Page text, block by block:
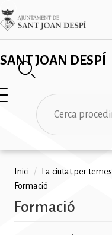
Vés
al
contingut
SANT JOAN DESPÍ
Imatge
✕
Cerca
Fil
d'ariadna
Inici / La ciutat per temes
Formació
Formació